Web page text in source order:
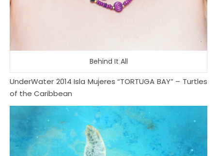
Behind It All
UnderWater 2014 Isla Mujeres “TORTUGA BAY” – Turtles
of the Caribbean